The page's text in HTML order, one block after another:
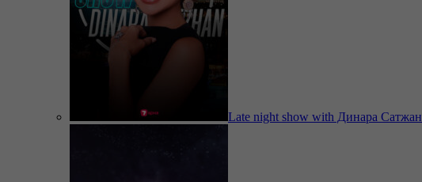
Late night show with Динара Сатжан